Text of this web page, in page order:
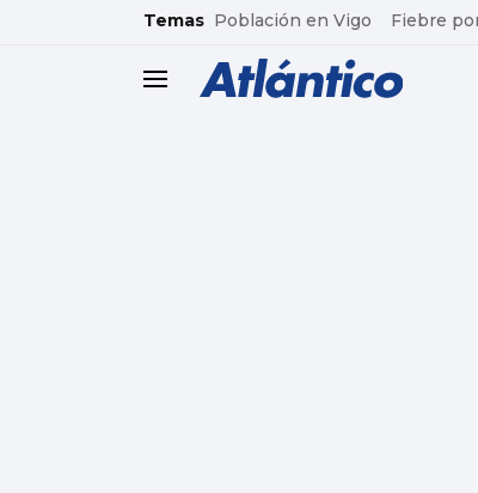
common.go-to-content
Temas Población en Vigo Fiebre
header.menu.open